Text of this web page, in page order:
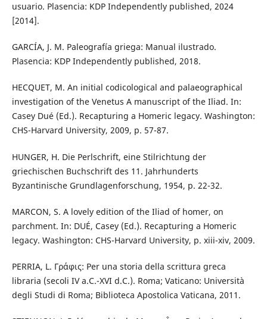
usuario. Plasencia: KDP Independently published, 2024
[2014].
GARCÍA, J. M. Paleografía griega: Manual ilustrado.
Plasencia: KDP Independently published, 2018.
HECQUET, M. An initial codicological and palaeographical
investigation of the Venetus A manuscript of the Iliad. In:
Casey Dué (Ed.). Recapturing a Homeric legacy. Washington:
CHS-Harvard University, 2009, p. 57-87.
HUNGER, H. Die Perlschrift, eine Stilrichtung der
griechischen Buchschrift des 11. Jahrhunderts
Byzantinische Grundlagenforschung, 1954, p. 22-32.
MARCON, S. A lovely edition of the Iliad of homer, on
parchment. In: DUÉ, Casey (Ed.). Recapturing a Homeric
legacy. Washington: CHS-Harvard University, p. xiii-xiv, 2009.
PERRIA, L. Γράφις: Per una storia della scrittura greca
libraria (secoli IV a.C.-XVI d.C.). Roma; Vaticano: Università
degli Studi di Roma; Biblioteca Apostolica Vaticana, 2011.